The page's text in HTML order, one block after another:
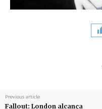
Previous article
Fallout: London alcança